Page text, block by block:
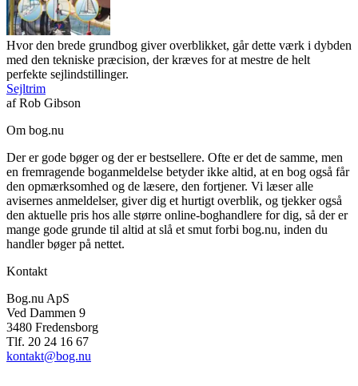
Hvor den brede grundbog giver overblikket, går dette værk i dybden
med den tekniske præcision, der kræves for at mestre de helt
perfekte sejlindstillinger.
Sejltrim
afRob Gibson
Om bog.nu
Der er gode bøger og der er bestsellere. Ofte er det de samme, men
en fremragende boganmeldelse betyder ikke altid, at en bog også får
den opmærksomhed og de læsere, den fortjener. Vi læser alle
avisernes anmeldelser, giver dig et hurtigt overblik, og tjekker også
den aktuelle pris hos alle større online-boghandlere for dig, så der er
mange gode grunde til altid at slå et smut forbi bog.nu, inden du
handler bøger på nettet.
Kontakt
Bog.nu ApS
Ved Dammen 9
3480 Fredensborg
Tlf. 20 24 16 67
kontakt@bog.nu